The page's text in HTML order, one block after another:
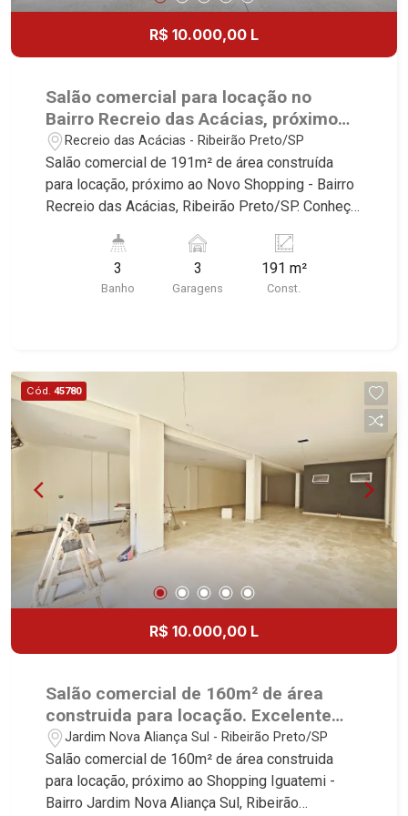
R$ 10.000,00 L
Salão comercial para locação no
Bairro Recreio das Acácias, próximo
ao Novo Shopping - Ribeirão Preto/SP.
Recreio das Acácias - Ribeirão Preto/SP
Salão comercial de 191m² de área construída
para locação, próximo ao Novo Shopping - Bairro
Recreio das Acácias, Ribeirão Preto/SP. Conheça
Imobiliária selecionou para você: - 191m² de área
construída - Vitrine - 3 WCs masculino, feminino
e adaptado - Copa - Área de serviço - 3 vagas
João Fiúsa, 1051 - Alto da Boa Vista | Ribeirão
Preto.
3
Banho
3
Garagens
191 m²
Const.
Cód. 45780
R$ 10.000,00 L
Salão comercial de 160m² de área
construida para locação. Excelente
localização, próximo ao Shopping
Iguatemi - Bairro Jardim Nova Aliança
Sul, Ribeirão Preto/SP.
Jardim Nova Aliança Sul - Ribeirão Preto/SP
Salão comercial de 160m² de área construida
para locação, próximo ao Shopping Iguatemi -
Bairro Jardim Nova Aliança Sul, Ribeirão